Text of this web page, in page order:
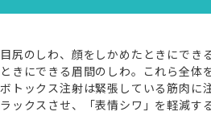
目尻のしわ、顔をしかめたときにでき
ときにできる眉間のしわ。これら全体
ボトックス注射は緊張している筋肉に
ラックスさせ、「表情シワ」を軽減す